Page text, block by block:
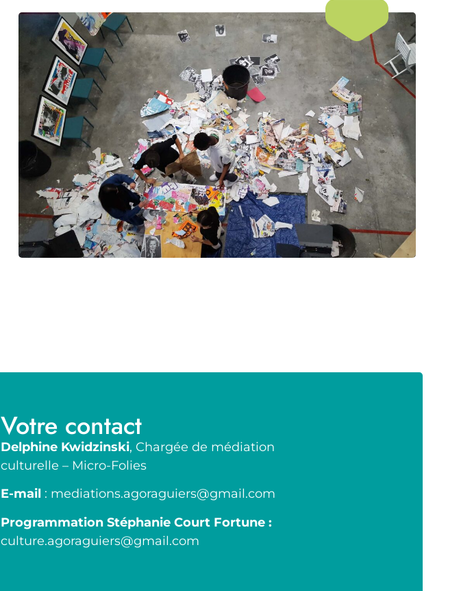
Votre contact
Delphine Kwidzinski, Chargée de médiation
culturelle – Micro-Folies
E-mail : mediations.agoraguiers@gmail.com
Programmation Stéphanie Court Fortune :
culture.agoraguiers@gmail.com